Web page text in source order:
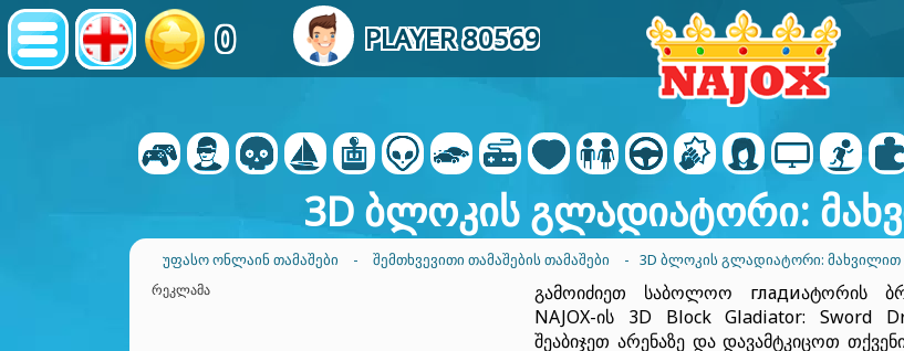
0 PLAYER 80569
3D ბლოკის გლადიატორი:
ᲣᲤᲐᲡᲝ ᲝᲜᲚᲐᲘᲜ ᲗᲐᲛᲐᲨᲔᲑᲘ - ᲨᲔᲛᲗᲮᲕᲔᲕᲘᲗᲘ ᲗᲐᲛᲐᲨᲔᲑᲘᲡ ᲗᲐᲛᲐᲨᲔᲑᲘ - 3D ᲑᲚᲝᲙᲘᲡ ᲒᲚᲐᲓᲘᲐᲢᲝᲠᲘ: ᲛᲐᲮᲕᲘᲚᲘᲗ
ᲠᲔᲙᲚᲐᲛᲐ
გამოიძიეთ საბოლოო гладиატორის
NAJOX-ის 3D Block Gladiator: Sword
შეაბიჯეთ არენაზე და დავამტკიცოთ